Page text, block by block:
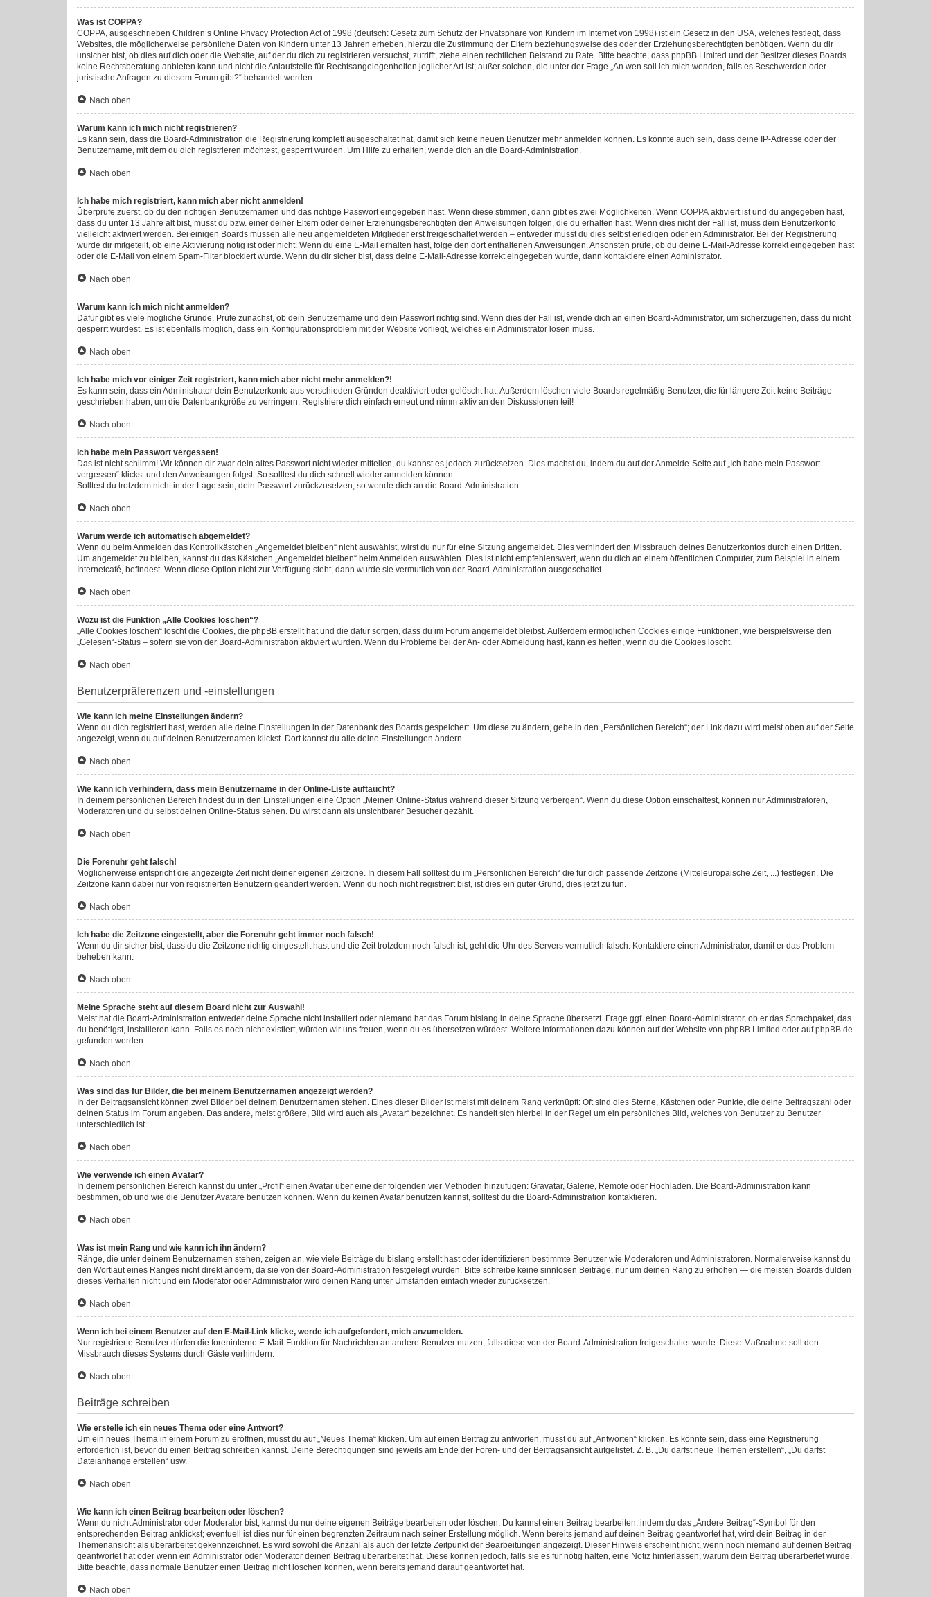
Was ist COPPA?
COPPA, ausgeschrieben Children’s Online Privacy Protection Act of 1998 (deutsch: Gesetz zum Schutz der Privatsphäre von Kindern im Internet von 1998) ist ein Gesetz in den USA, welches festlegt, dass
Websites, die möglicherweise persönliche Daten von Kindern unter 13 Jahren erheben, hierzu die Zustimmung der Eltern beziehungsweise des oder der Erziehungsberechtigten benötigen. Wenn du dir
unsicher bist, ob dies auf dich oder die Website, auf der du dich zu registrieren versuchst, zutrifft, ziehe einen rechtlichen Beistand zu Rate. Bitte beachte, dass phpBB Limited und der Besitzer dieses Boards
keine Rechtsberatung anbieten kann und nicht die Anlaufstelle für Rechtsangelegenheiten jeglicher Art ist; außer solchen, die unter der Frage „An wen soll ich mich wenden, falls es Beschwerden oder
juristische Anfragen zu diesem Forum gibt?“ behandelt werden.
Nach oben
Warum kann ich mich nicht registrieren?
Es kann sein, dass die Board-Administration die Registrierung komplett ausgeschaltet hat, damit sich keine neuen Benutzer mehr anmelden können. Es könnte auch sein, dass deine IP-Adresse oder der
Benutzername, mit dem du dich registrieren möchtest, gesperrt wurden. Um Hilfe zu erhalten, wende dich an die Board-Administration.
Nach oben
Ich habe mich registriert, kann mich aber nicht anmelden!
Überprüfe zuerst, ob du den richtigen Benutzernamen und das richtige Passwort eingegeben hast. Wenn diese stimmen, dann gibt es zwei Möglichkeiten. Wenn COPPA aktiviert ist und du angegeben hast,
dass du unter 13 Jahre alt bist, musst du bzw. einer deiner Eltern oder deiner Erziehungsberechtigten den Anweisungen folgen, die du erhalten hast. Wenn dies nicht der Fall ist, muss dein Benutzerkonto
vielleicht aktiviert werden. Bei einigen Boards müssen alle neu angemeldeten Mitglieder erst freigeschaltet werden – entweder musst du dies selbst erledigen oder ein Administrator. Bei der Registrierung
wurde dir mitgeteilt, ob eine Aktivierung nötig ist oder nicht. Wenn du eine E-Mail erhalten hast, folge den dort enthaltenen Anweisungen. Ansonsten prüfe, ob du deine E-Mail-Adresse korrekt eingegeben hast
oder die E-Mail von einem Spam-Filter blockiert wurde. Wenn du dir sicher bist, dass deine E-Mail-Adresse korrekt eingegeben wurde, dann kontaktiere einen Administrator.
Nach oben
Warum kann ich mich nicht anmelden?
Dafür gibt es viele mögliche Gründe. Prüfe zunächst, ob dein Benutzername und dein Passwort richtig sind. Wenn dies der Fall ist, wende dich an einen Board-Administrator, um sicherzugehen, dass du nicht
gesperrt wurdest. Es ist ebenfalls möglich, dass ein Konfigurationsproblem mit der Website vorliegt, welches ein Administrator lösen muss.
Nach oben
Ich habe mich vor einiger Zeit registriert, kann mich aber nicht mehr anmelden?!
Es kann sein, dass ein Administrator dein Benutzerkonto aus verschieden Gründen deaktiviert oder gelöscht hat. Außerdem löschen viele Boards regelmäßig Benutzer, die für längere Zeit keine Beiträge
geschrieben haben, um die Datenbankgröße zu verringern. Registriere dich einfach erneut und nimm aktiv an den Diskussionen teil!
Nach oben
Ich habe mein Passwort vergessen!
Das ist nicht schlimm! Wir können dir zwar dein altes Passwort nicht wieder mitteilen, du kannst es jedoch zurücksetzen. Dies machst du, indem du auf der Anmelde-Seite auf „Ich habe mein Passwort
vergessen“ klickst und den Anweisungen folgst. So solltest du dich schnell wieder anmelden können.
Solltest du trotzdem nicht in der Lage sein, dein Passwort zurückzusetzen, so wende dich an die Board-Administration.
Nach oben
Warum werde ich automatisch abgemeldet?
Wenn du beim Anmelden das Kontrollkästchen „Angemeldet bleiben“ nicht auswählst, wirst du nur für eine Sitzung angemeldet. Dies verhindert den Missbrauch deines Benutzerkontos durch einen Dritten.
Um angemeldet zu bleiben, kannst du das Kästchen „Angemeldet bleiben“ beim Anmelden auswählen. Dies ist nicht empfehlenswert, wenn du dich an einem öffentlichen Computer, zum Beispiel in einem
Internetcafé, befindest. Wenn diese Option nicht zur Verfügung steht, dann wurde sie vermutlich von der Board-Administration ausgeschaltet.
Nach oben
Wozu ist die Funktion „Alle Cookies löschen“?
„Alle Cookies löschen“ löscht die Cookies, die phpBB erstellt hat und die dafür sorgen, dass du im Forum angemeldet bleibst. Außerdem ermöglichen Cookies einige Funktionen, wie beispielsweise den
„Gelesen“-Status – sofern sie von der Board-Administration aktiviert wurden. Wenn du Probleme bei der An- oder Abmeldung hast, kann es helfen, wenn du die Cookies löscht.
Nach oben
Benutzerpräferenzen und -einstellungen
Wie kann ich meine Einstellungen ändern?
Wenn du dich registriert hast, werden alle deine Einstellungen in der Datenbank des Boards gespeichert. Um diese zu ändern, gehe in den „Persönlichen Bereich“; der Link dazu wird meist oben auf der Seite
angezeigt, wenn du auf deinen Benutzernamen klickst. Dort kannst du alle deine Einstellungen ändern.
Nach oben
Wie kann ich verhindern, dass mein Benutzername in der Online-Liste auftaucht?
In deinem persönlichen Bereich findest du in den Einstellungen eine Option „Meinen Online-Status während dieser Sitzung verbergen“. Wenn du diese Option einschaltest, können nur Administratoren,
Moderatoren und du selbst deinen Online-Status sehen. Du wirst dann als unsichtbarer Besucher gezählt.
Nach oben
Die Forenuhr geht falsch!
Möglicherweise entspricht die angezeigte Zeit nicht deiner eigenen Zeitzone. In diesem Fall solltest du im „Persönlichen Bereich“ die für dich passende Zeitzone (Mitteleuropäische Zeit, ...) festlegen. Die
Zeitzone kann dabei nur von registrierten Benutzern geändert werden. Wenn du noch nicht registriert bist, ist dies ein guter Grund, dies jetzt zu tun.
Nach oben
Ich habe die Zeitzone eingestellt, aber die Forenuhr geht immer noch falsch!
Wenn du dir sicher bist, dass du die Zeitzone richtig eingestellt hast und die Zeit trotzdem noch falsch ist, geht die Uhr des Servers vermutlich falsch. Kontaktiere einen Administrator, damit er das Problem
beheben kann.
Nach oben
Meine Sprache steht auf diesem Board nicht zur Auswahl!
Meist hat die Board-Administration entweder deine Sprache nicht installiert oder niemand hat das Forum bislang in deine Sprache übersetzt. Frage ggf. einen Board-Administrator, ob er das Sprachpaket, das
du benötigst, installieren kann. Falls es noch nicht existiert, würden wir uns freuen, wenn du es übersetzen würdest. Weitere Informationen dazu können auf der Website von phpBB Limited oder aufphpBB.de
gefunden werden.
Nach oben
Was sind das für Bilder, die bei meinem Benutzernamen angezeigt werden?
In der Beitragsansicht können zwei Bilder bei deinem Benutzernamen stehen. Eines dieser Bilder ist meist mit deinem Rang verknüpft: Oft sind dies Sterne, Kästchen oder Punkte, die deine Beitragszahl oder
deinen Status im Forum angeben. Das andere, meist größere, Bild wird auch als „Avatar“ bezeichnet. Es handelt sich hierbei in der Regel um ein persönliches Bild, welches von Benutzer zu Benutzer
unterschiedlich ist.
Nach oben
Wie verwende ich einen Avatar?
In deinem persönlichen Bereich kannst du unter „Profil“ einen Avatar über eine der folgenden vier Methoden hinzufügen: Gravatar, Galerie, Remote oder Hochladen. Die Board-Administration kann
bestimmen, ob und wie die Benutzer Avatare benutzen können. Wenn du keinen Avatar benutzen kannst, solltest du die Board-Administration kontaktieren.
Nach oben
Was ist mein Rang und wie kann ich ihn ändern?
Ränge, die unter deinem Benutzernamen stehen, zeigen an, wie viele Beiträge du bislang erstellt hast oder identifizieren bestimmte Benutzer wie Moderatoren und Administratoren. Normalerweise kannst du
den Wortlaut eines Ranges nicht direkt ändern, da sie von der Board-Administration festgelegt wurden. Bitte schreibe keine sinnlosen Beiträge, nur um deinen Rang zu erhöhen — die meisten Boards dulden
dieses Verhalten nicht und ein Moderator oder Administrator wird deinen Rang unter Umständen einfach wieder zurücksetzen.
Nach oben
Wenn ich bei einem Benutzer auf den E-Mail-Link klicke, werde ich aufgefordert, mich anzumelden.
Nur registrierte Benutzer dürfen die foreninterne E-Mail-Funktion für Nachrichten an andere Benutzer nutzen, falls diese von der Board-Administration freigeschaltet wurde. Diese Maßnahme soll den
Missbrauch dieses Systems durch Gäste verhindern.
Nach oben
Beiträge schreiben
Wie erstelle ich ein neues Thema oder eine Antwort?
Um ein neues Thema in einem Forum zu eröffnen, musst du auf „Neues Thema“ klicken. Um auf einen Beitrag zu antworten, musst du auf „Antworten“ klicken. Es könnte sein, dass eine Registrierung
erforderlich ist, bevor du einen Beitrag schreiben kannst. Deine Berechtigungen sind jeweils am Ende der Foren- und der Beitragsansicht aufgelistet. Z. B. „Du darfst neue Themen erstellen“, „Du darfst
Dateianhänge erstellen“ usw.
Nach oben
Wie kann ich einen Beitrag bearbeiten oder löschen?
Wenn du nicht Administrator oder Moderator bist, kannst du nur deine eigenen Beiträge bearbeiten oder löschen. Du kannst einen Beitrag bearbeiten, indem du das „Ändere Beitrag“-Symbol für den
entsprechenden Beitrag anklickst; eventuell ist dies nur für einen begrenzten Zeitraum nach seiner Erstellung möglich. Wenn bereits jemand auf deinen Beitrag geantwortet hat, wird dein Beitrag in der
Themenansicht als überarbeitet gekennzeichnet. Es wird sowohl die Anzahl als auch der letzte Zeitpunkt der Bearbeitungen angezeigt. Dieser Hinweis erscheint nicht, wenn noch niemand auf deinen Beitrag
geantwortet hat oder wenn ein Administrator oder Moderator deinen Beitrag überarbeitet hat. Diese können jedoch, falls sie es für nötig halten, eine Notiz hinterlassen, warum dein Beitrag überarbeitet wurde.
Bitte beachte, dass normale Benutzer einen Beitrag nicht löschen können, wenn bereits jemand darauf geantwortet hat.
Nach oben